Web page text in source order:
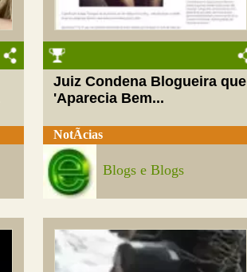
Juiz Condena Blogueira que
'Aparecia Bem...
NotÃ­cias
Blogs e Blogs